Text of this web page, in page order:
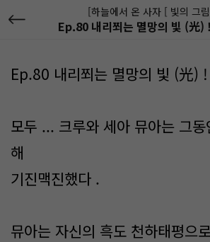
[하늘에서 온 사자 [ 빛의 그
Ep.80 내리쬐는 멸망의 빛 (光)
모두 ... 크루와 세아 뮤아는 그
해
기진맥진했다 .
뮤아는 자신의 흑도 천하태평으